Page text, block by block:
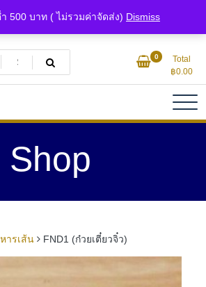
500 บาท ( ไม่รวมค่าจัดส่ง) Dismiss
ของจิ๋วจากดินไทย
0
Total
฿0.00
Shop
ารเส้น FND1 (ก๋วยเตี๋ยวจิ๋ว)